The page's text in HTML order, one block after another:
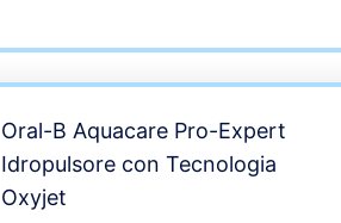
Oral-B Aquacare Pro-Expert
Idropulsore con Tecnologia
Oxyjet